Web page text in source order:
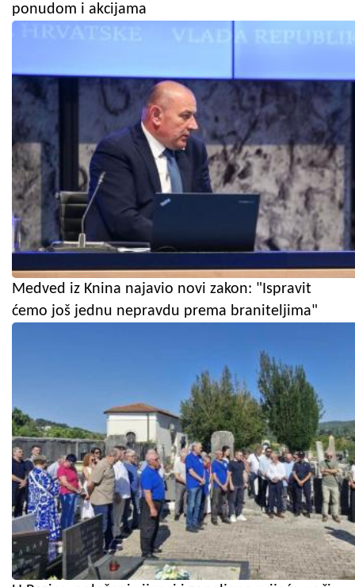
ponudom i akcijama
Medved iz Knina najavio novi zakon: "Ispravit
ćemo još jednu nepravdu prema braniteljima"